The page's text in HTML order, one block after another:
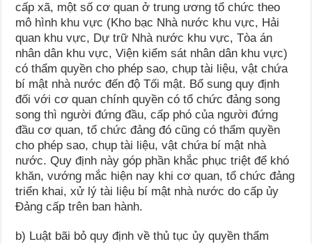
cấp xã, một số cơ quan ở trung ương tổ chức theo
mô hình khu vực (Kho bạc Nhà nước khu vực, Hải
quan khu vực, Dự trữ Nhà nước khu vực, Tòa án
nhân dân khu vực, Viện kiểm sát nhân dân khu vực)
có thẩm quyền cho phép sao, chụp tài liệu, vật chứa
bí mật nhà nước đến độ Tối mật. Bổ sung quy định
đối với cơ quan chính quyền có tổ chức đảng song
song thì người đứng đầu, cấp phó của người đứng
đầu cơ quan, tổ chức đảng đó cũng có thẩm quyền
cho phép sao, chụp tài liệu, vật chứa bí mật nhà
nước. Quy định này góp phần khắc phục triệt để khó
khăn, vướng mắc hiện nay khi cơ quan, tổ chức đảng
triển khai, xử lý tài liệu bí mật nhà nước do cấp ủy
Đảng cấp trên ban hành.
b) Luật bãi bỏ quy định về thủ tục ủy quyền thẩm